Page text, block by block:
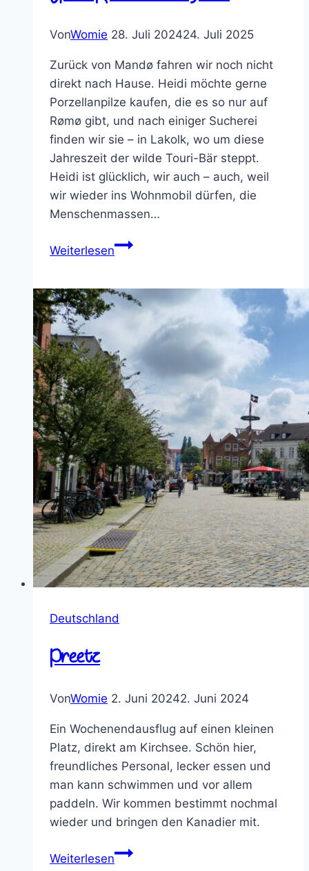
VonWomie 28. Juli 202424. Juli 2025
Zurück von Mandø fahren wir noch nicht
direkt nach Hause. Heidi möchte gerne
Porzellanpilze kaufen, die es so nur auf
Rømø gibt, und nach einiger Sucherei
finden wir sie – in Lakolk, wo um diese
Jahreszeit der wilde Touri-Bär steppt.
Heidi ist glücklich, wir auch – auch, weil
wir wieder ins Wohnmobil dürfen, die
Menschenmassen…
WeiterlesenÜber
Jübek
Deutschland
Preetz
VonWomie 2. Juni 20242. Juni 2024
Ein Wochenendausflug auf einen kleinen
Platz, direkt am Kirchsee. Schön hier,
freundliches Personal, lecker essen und
man kann schwimmen und vor allem
paddeln. Wir kommen bestimmt nochmal
wieder und bringen den Kanadier mit.
WeiterlesenPreetz